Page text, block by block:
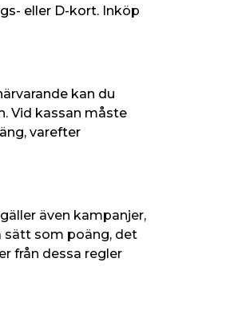
eller D-kort. Inköp
kan du
Vid kassan måste
varefter
även kampanjer,
sätt som poäng, det
från dessa regler